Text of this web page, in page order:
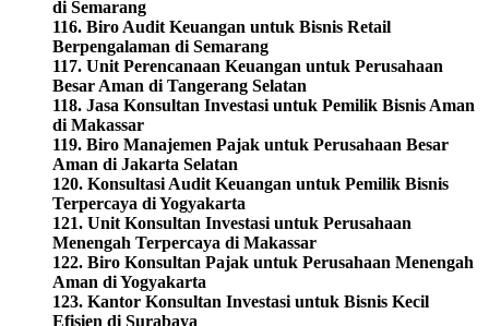
di Semarang
116. Biro Audit Keuangan untuk Bisnis Retail
Berpengalaman di Semarang
117. Unit Perencanaan Keuangan untuk Perusahaan
Besar Aman di Tangerang Selatan
118. Jasa Konsultan Investasi untuk Pemilik Bisnis Aman
di Makassar
119. Biro Manajemen Pajak untuk Perusahaan Besar
Aman di Jakarta Selatan
120. Konsultasi Audit Keuangan untuk Pemilik Bisnis
Terpercaya di Yogyakarta
121. Unit Konsultan Investasi untuk Perusahaan
Menengah Terpercaya di Makassar
122. Biro Konsultan Pajak untuk Perusahaan Menengah
Aman di Yogyakarta
123. Kantor Konsultan Investasi untuk Bisnis Kecil
Efisien di Surabaya